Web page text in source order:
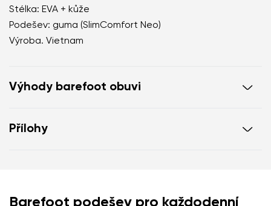
Stélka: EVA + kůže
Podešev: guma (SlimComfort Neo)
Výroba. Vietnam
Výhody barefoot obuvi
nohu
pevné držení na noze po celý den
Přílohy
Barefoot podešev pro každodenní